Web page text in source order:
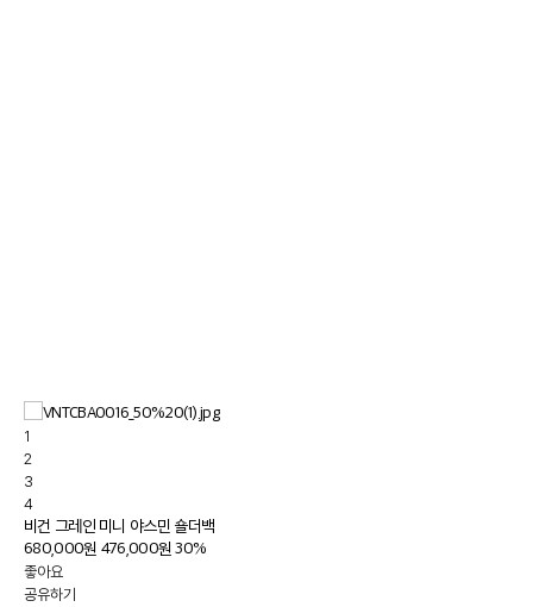
1
2
3
4
비건 그레인 미니 야스민 숄더백
680,000원 476,000원 30%
좋아요
공유하기